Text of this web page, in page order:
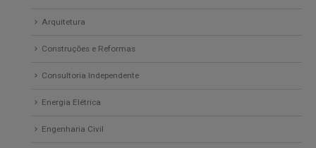
Arquitetura
Construções e Reformas
Consultoria Independente
Energia Elétrica
Engenharia Civil